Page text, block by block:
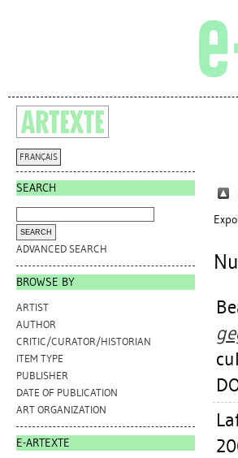
FRANÇAIS
SEARCH
ADVANCED SEARCH
BROWSE BY
ARTIST
AUTHOR
CRITIC/CURATOR/HISTORIAN
ITEM TYPE
PUBLISHER
DATE OF PUBLICATION
ART ORGANIZATION
E-ARTEXTE